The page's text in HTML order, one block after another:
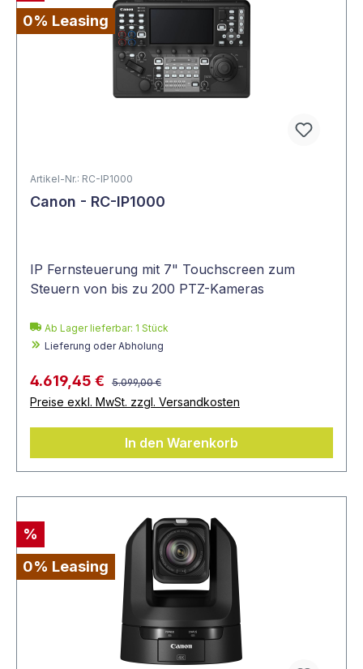
0% Leasing
Artikel-Nr.: RC-IP1000
Canon - RC-IP1000
IP Fernsteuerung mit 7" Touchscreen zum
Steuern von bis zu 200 PTZ-Kameras
Ab Lager lieferbar: 1 Stück
Lieferung oder Abholung
4.619,45 € 5.099,00 €
Preise exkl. MwSt. zzgl. Versandkosten
In den Warenkorb
%
0% Leasing